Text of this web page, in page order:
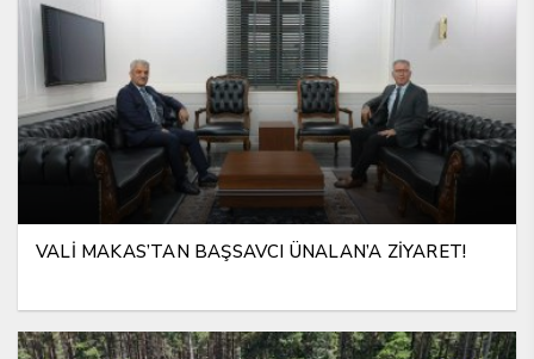
VALİ MAKAS’TAN BAŞSAVCI ÜNALAN’A ZİYARET!